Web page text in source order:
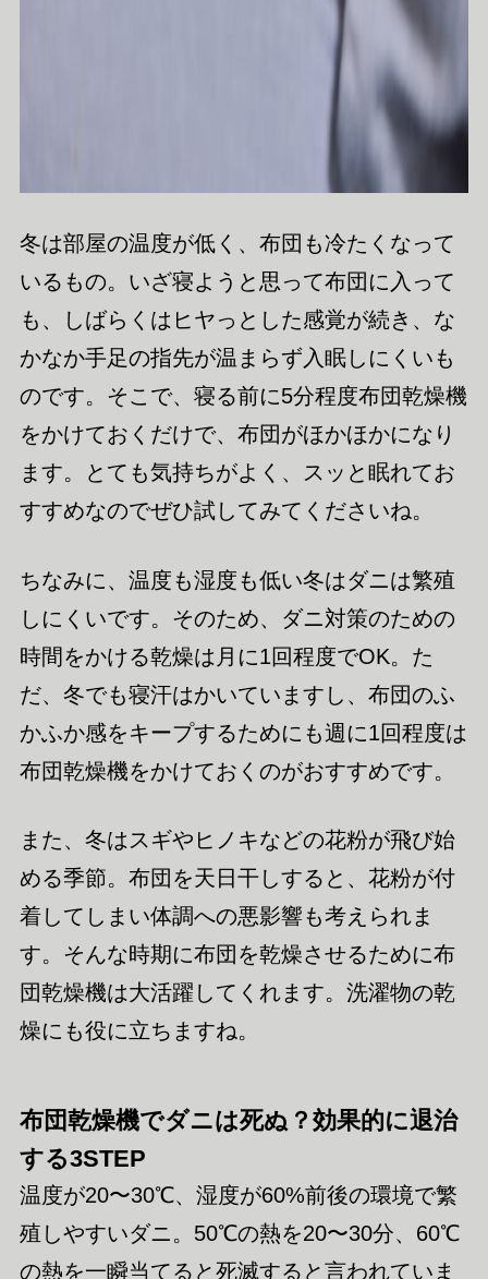
冬は部屋の温度が低く、布団も冷たくなって
いるもの。いざ寝ようと思って布団に入って
も、しばらくはヒヤっとした感覚が続き、な
かなか手足の指先が温まらず入眠しにくいも
のです。そこで、寝る前に5分程度布団乾燥機
をかけておくだけで、布団がほかほかになり
ます。とても気持ちがよく、スッと眠れてお
すすめなのでぜひ試してみてくださいね。
ちなみに、温度も湿度も低い冬はダニは繁殖
しにくいです。そのため、ダニ対策のための
時間をかける乾燥は月に1回程度でOK。た
だ、冬でも寝汗はかいていますし、布団のふ
かふか感をキープするためにも週に1回程度は
布団乾燥機をかけておくのがおすすめです。
また、冬はスギやヒノキなどの花粉が飛び始
める季節。布団を天日干しすると、花粉が付
着してしまい体調への悪影響も考えられま
す。そんな時期に布団を乾燥させるために布
団乾燥機は大活躍してくれます。洗濯物の乾
燥にも役に立ちますね。
布団乾燥機でダニは死ぬ？効果的に退治
する3STEP
温度が20〜30℃、湿度が60%前後の環境で繁
殖しやすいダニ。50℃の熱を20〜30分、60℃
の熱を一瞬当てると死滅すると言われていま